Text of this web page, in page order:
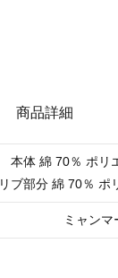
商品詳細
本体 綿 70％ ポリ
リブ部分 綿 70％ ポ
ミャンマ